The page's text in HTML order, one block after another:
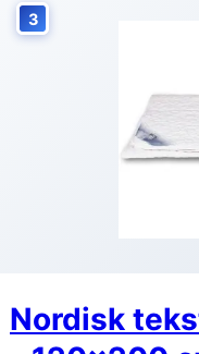
3
Nordisk